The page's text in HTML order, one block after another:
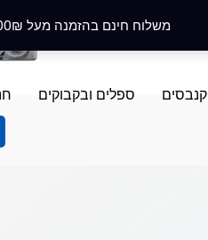
משלוח חינם בהזמנה מעל 400₪ בקניה מעל 100₪ מקבלים מארז פרחים ב-5₪ בלבד! לצפייה במארז
קנבסים ספלים ובקבוקים